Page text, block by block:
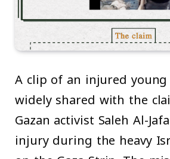
A clip of an injured
widely shared with the
Gazan activist Saleh Al-
injury during the heavy